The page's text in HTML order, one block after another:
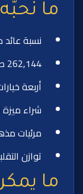
ما نحبّه
نسبة
262,144 طريقة للفوز
أربعة
شراء
مرئيات
توازن
ما